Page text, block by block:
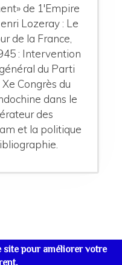
pour améliorer votre
de 1'Empire
Lozeray : Le
de la France,
: Intervention
du Parti
Congrès du
dans le
des
et la politique
au stalinisme